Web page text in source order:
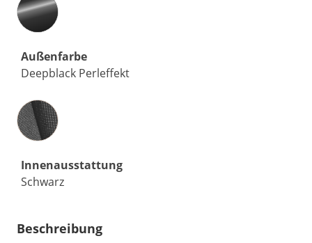
Außenfarbe
Deepblack Perleffekt
Innenausstattung
Innenausstattung
Schwarz
Beschreibung